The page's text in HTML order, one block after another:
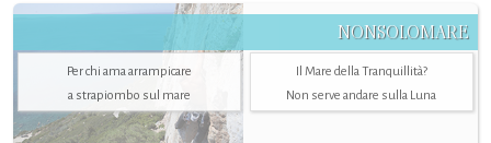
NONSOLOMARE
Per chi ama arrampicare
a strapiombo sul mare
Il Mare della Tranquillità?
Non serve andare sulla Luna